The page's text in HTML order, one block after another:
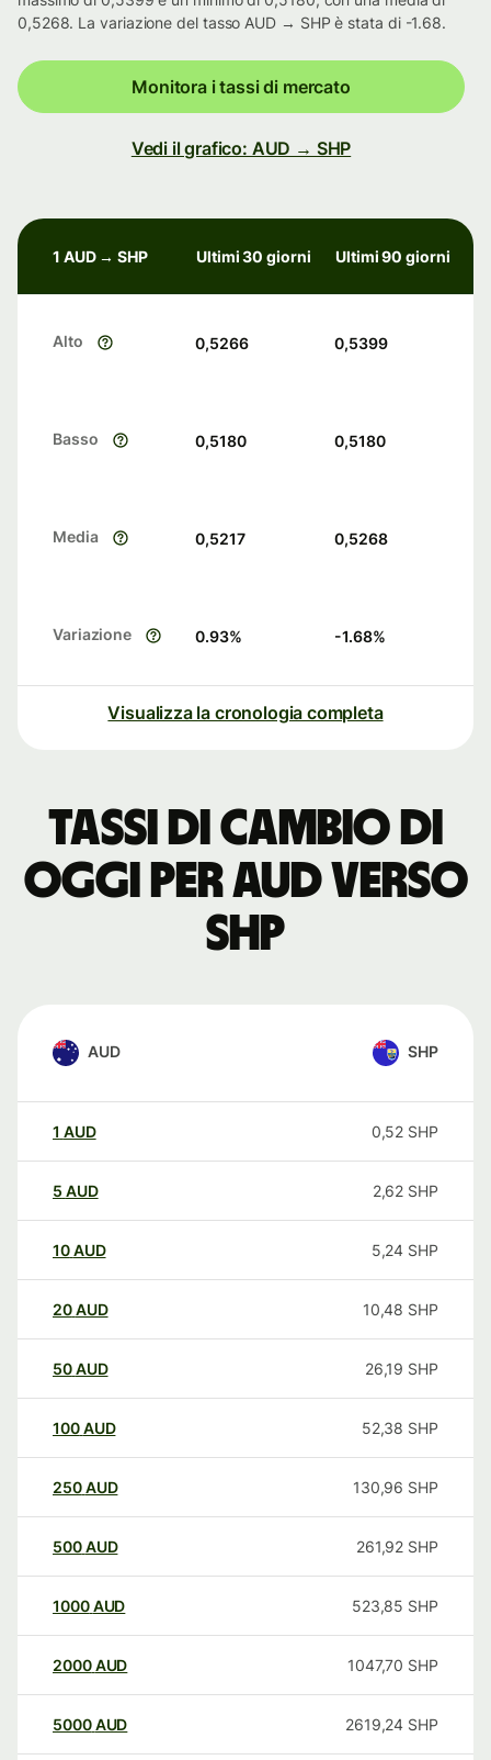
0,5268. La variazione del tasso AUD → SHP è stata di -1.68.
Monitora i tassi di mercato
Vedi il grafico: AUD → SHP
1 AUD → SHP Ultimi 30 giorni Ultimi 90 giorni
Alto 0,5266 0,5399
Basso 0,5180 0,5180
Media 0,5217 0,5268
Variazione 0.93% -1.68%
Visualizza la cronologia completa
Tassi di cambio di
oggi per AUD verso
SHP
AUD SHP
1 AUD 0,52 SHP
5 AUD 2,62 SHP
10AUD 5,24 SHP
20AUD 10,48 SHP
50AUD 26,19 SHP
100AUD 52,38 SHP
250AUD 130,96 SHP
500AUD 261,92 SHP
1000AUD 523,85 SHP
2000AUD 1047,70 SHP
5000AUD 2619,24 SHP